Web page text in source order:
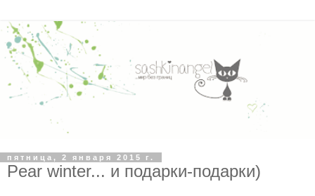
пятница, 2 января 2015 г.
Pear winter... и подарки-подарки)